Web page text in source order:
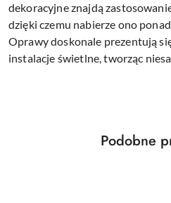
dekoracyjne znajdą
dzięki czemu nabierze ono
Oprawy doskonale prezentują
instalacje świetlne, tworząc
Pomiń karuzelęProdukty
Podobne